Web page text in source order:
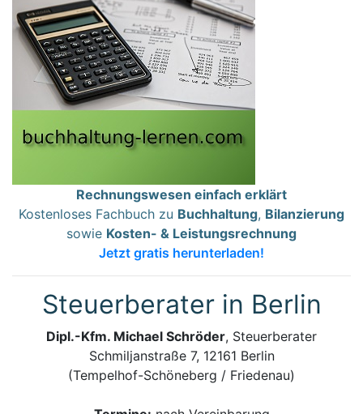
Rechnungswesen einfach erklärt
Kostenloses Fachbuch zu Buchhaltung, Bilanzierung
sowie Kosten- & Leistungsrechnung
Jetzt gratis herunterladen!
Steuerberater in Berlin
Dipl.-Kfm. Michael Schröder, Steuerberater
Schmiljanstraße 7, 12161 Berlin
(Tempelhof-Schöneberg / Friedenau)